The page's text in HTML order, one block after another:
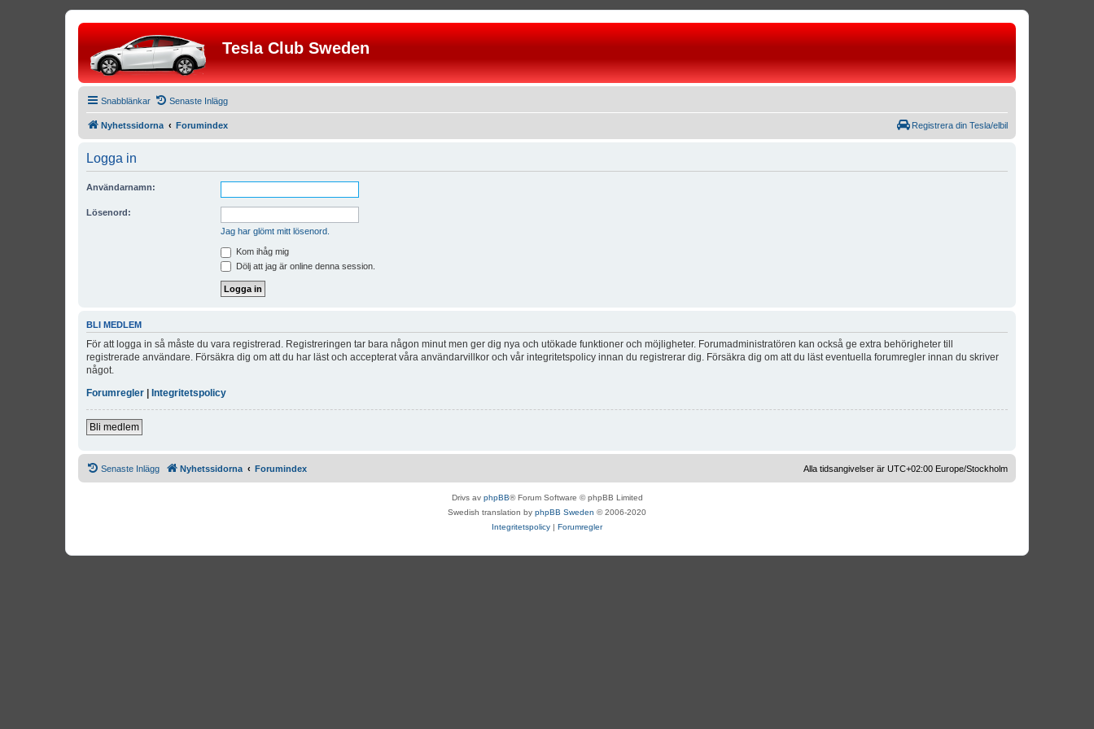
Tesla Club Sweden
Snabblänkar Senaste Inlägg
Nyhetssidorna Forumindex Registrera din Tesla/elbil
Logga in
Användarnamn:
Lösenord:
Jag har glömt mitt lösenord.
Kom ihåg mig
Dölj att jag är online denna session.
BLI MEDLEM
För att logga in så måste du vara registrerad. Registreringen tar bara någon minut men ger dig nya och utökade funktioner och möjligheter. Forumadministratören kan också ge extra behörigheter till
registrerade användare. Försäkra dig om att du har läst och accepterat våra användarvillkor och vår integritetspolicy innan du registrerar dig. Försäkra dig om att du läst eventuella forumregler innan du skriver
något.
Forumregler | Integritetspolicy
Bli medlem
Senaste Inlägg Nyhetssidorna Forumindex Alla tidsangivelser är UTC+02:00 Europe/Stockholm
Drivs av phpBB® Forum Software © phpBB Limited
Swedish translation by phpBB Sweden © 2006-2020
Integritetspolicy | Forumregler